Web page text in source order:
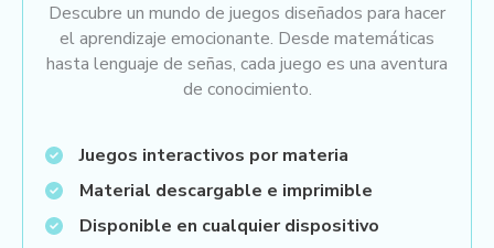
Descubre un mundo de juegos diseñados para hacer
el aprendizaje emocionante. Desde matemáticas
hasta lenguaje de señas, cada juego es una aventura
de conocimiento.
Juegos interactivos por materia
Material descargable e imprimible
Disponible en cualquier dispositivo